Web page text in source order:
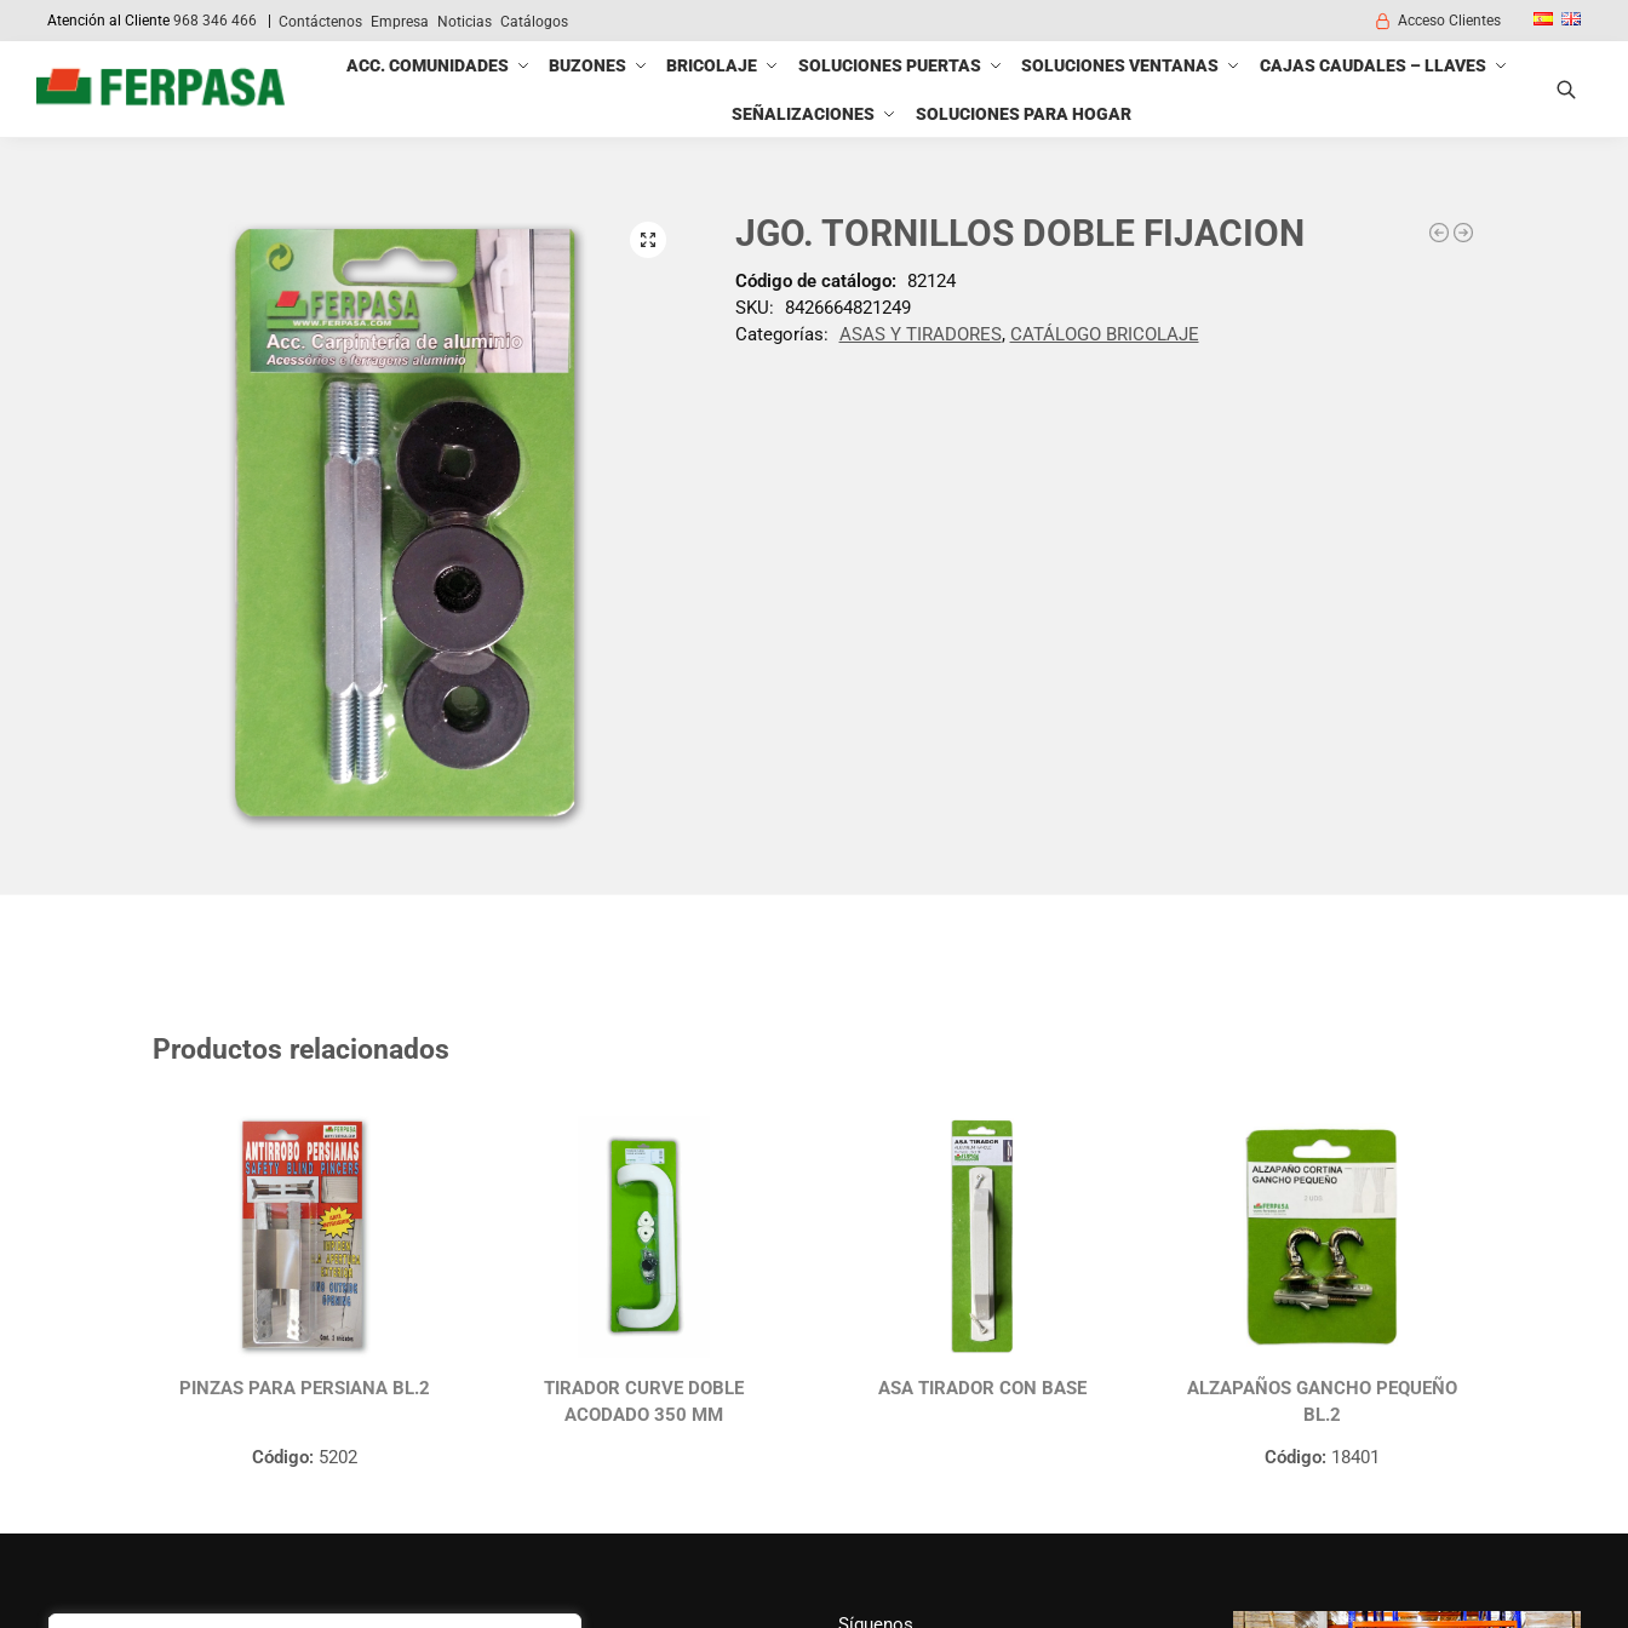
Atención al Cliente968 346 466 Contáctenos Empresa Noticias Catálogos Acceso Clientes
ACC. COMUNIDADES BUZONES BRICOLAJE SOLUCIONES PUERTAS SOLUCIONES VENTANAS CAJAS CAUDALES – LLAVES
SEÑALIZACIONES SOLUCIONES PARA HOGAR
Search
JGO. TORNILLOS DOBLE FIJACION
Código de catálogo: 82124
SKU: 8426664821249
Categorías: ASAS Y TIRADORES, CATÁLOGO BRICOLAJE
Productos relacionados
PINZAS PARA PERSIANA BL.2
Código: 5202
TIRADOR CURVE DOBLE
ACODADO 350 MM
ASA TIRADOR CON BASE
ALZAPAÑOS GANCHO PEQUEÑO
BL.2
Código: 18401